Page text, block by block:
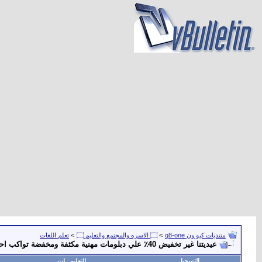
منتديات كيو ون q8-one >۝ الاسره والمجتمع والتعليم ۝ > تعلم اللغات
عيديتنا غير تخفيض 40٪ علي دبلومات مهنية مكثفة ومخفضة تواكب احتياج سوق العمل